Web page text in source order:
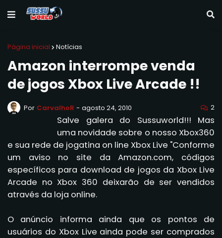
Página inicial Notícias
Amazon interrompe venda
de jogos Xbox Live Arcade !!
Por CarvalhoR - agosto 24, 2010 2
Salve galera do Sussuworld!!! Mas
uma novidade sobre o nosso Xbox360
e sua rede de jogatina on line Xbox Live "Conforme
um aviso no site da Amazon.com, códigos
específicos para download de jogos da Xbox Live
Arcade no Xbox 360 deixarão de ser vendidos
através da loja online.
O anúncio informa ainda que os pontos de
usuários do Xbox Live ainda pode ser comprados